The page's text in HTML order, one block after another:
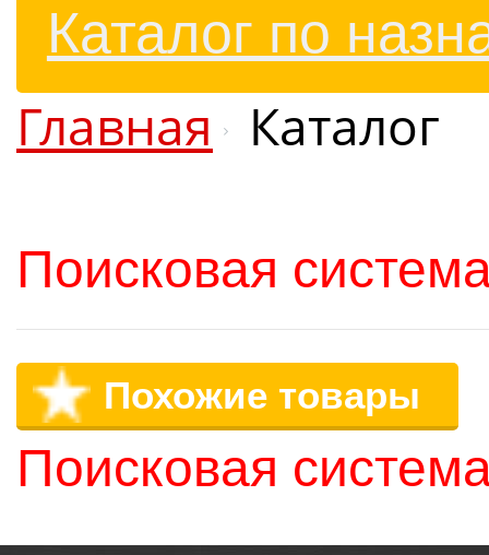
Каталог по
Главная Каталог
Поисковая
Похожие товары
Поисковая